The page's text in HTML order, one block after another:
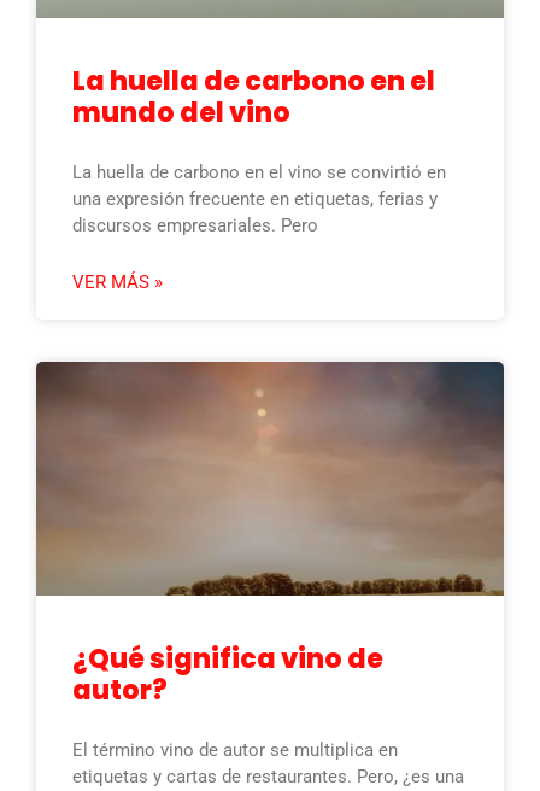
La huella de carbono en el
mundo del vino
La huella de carbono en el vino se convirtió en
una expresión frecuente en etiquetas, ferias y
discursos empresariales. Pero
VER MÁS »
¿Qué significa vino de
autor?
El término vino de autor se multiplica en
etiquetas y cartas de restaurantes. Pero, ¿es una